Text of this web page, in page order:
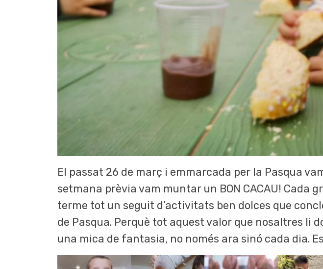
El passat 26 de març i emmarcada per la Pasqua
setmana prèvia vam muntar un BON CACAU! Cada
terme tot un seguit d’activitats ben dolces que
de Pasqua. Perquè tot aquest valor que nosaltres
una mica de fantasia, no només ara sinó cada dia.